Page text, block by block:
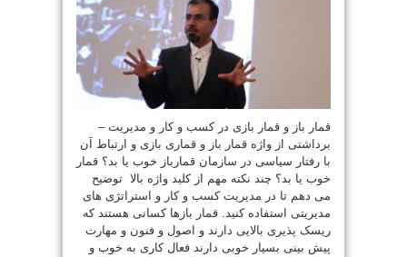
قمار باز و قمار بازی در کسب و کار و مدیریت –
برداشتی از واژه قمار باز و قماری بازی و ارتباط آن
با رفتار سیاسی در سازمان قمارباز خوب یا بد؟ قمار
خوب یا بد؟ چند نکته مهم از کلید واژه بالا توضیح
می دهم تا در مدیریت کسب و کار و استراتژی های
مدیریتی استفاده کنید. قمار بازها کسانی هستند که
ریسک پذیری بالایی دارند و اصول و فنون و مهارت
پیش بینی بسیار خوبی دارند فعال کاری به خوب و